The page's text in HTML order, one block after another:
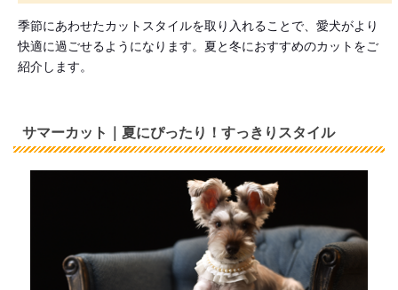
季節にあわせたカットスタイルを取り入れることで、愛犬がより
快適に過ごせるようになります。夏と冬におすすめのカットをご
紹介します。
サマーカット｜夏にぴったり！すっきりスタイル